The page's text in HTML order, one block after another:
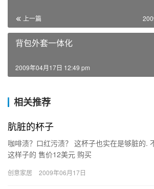
上一篇
背包外套一体化
2009年04月17日 12:49 pm
相关推荐
肮脏的杯子
咖啡渍？口红污渍？ 这杯子也实在是够脏的.
这样子的 售价12美元 购买
创意家居 2009年06月17日